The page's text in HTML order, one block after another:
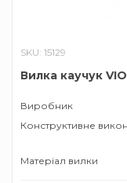
SKU: 15129
Вилка каучук
Виробник
Конструктивне
Матеріал вилки